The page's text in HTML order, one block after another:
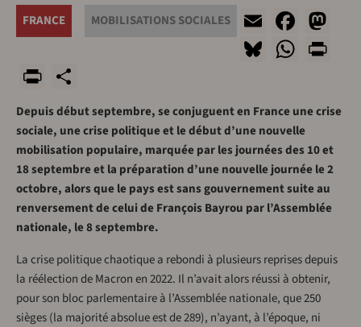
FRANCE
MOBILISATIONS SOCIALES Email
Bluesky
PrintFriendly
Depuis début septembre, se conjuguent en France une crise
sociale, une crise politique et le début d’une nouvelle
mobilisation populaire, marquée par les journées des 10 et
18 septembre et la préparation d’une nouvelle journée le 2
octobre, alors que le pays est sans gouvernement suite au
renversement de celui de François Bayrou par l’Assemblée
nationale, le 8 septembre.
La crise politique chaotique a rebondi à plusieurs reprises depuis
la réélection de Macron en 2022. Il n’avait alors réussi à obtenir,
pour son bloc parlementaire à l’Assemblée nationale, que 250
sièges (la majorité absolue est de 289), n’ayant, à l’époque, ni